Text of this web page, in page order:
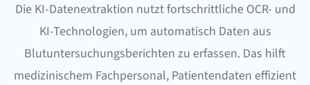
Die KI-Datenextraktion nutzt fortschrittliche OCR- und
KI-Technologien, um automatisch Daten aus
Blutuntersuchungsberichten zu erfassen. Das hilft
medizinischem Fachpersonal, Patientendaten effizient